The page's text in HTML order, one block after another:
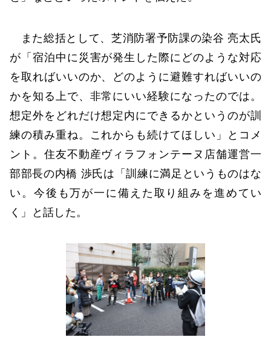
また総括として、芝消防署予防課の染谷 亮太氏
が「宿泊中に災害が発生した際にどのような対応
を取ればいいのか、どのように避難すればいいの
かを知る上で、非常にいい経験になったのでは。
想定外をどれだけ想定内にできるかというのが訓
練の積み重ね。これからも続けてほしい」とコメ
ント。住友不動産ヴィラフォンテーヌ店舗運営一
部部長の内橋 渉氏は「訓練に満足というものはな
い。今後も万が一に備えた取り組みを進めてい
く」と話した。